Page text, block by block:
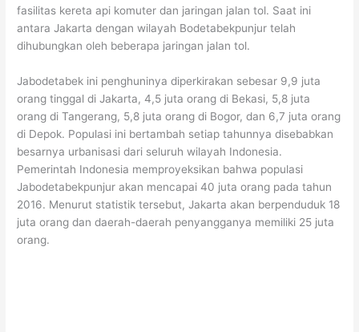
fasilitas kereta api komuter dan jaringan jalan tol. Saat ini
antara Jakarta dengan wilayah Bodetabekpunjur telah
dihubungkan oleh beberapa jaringan jalan tol.
Jabodetabek ini penghuninya diperkirakan sebesar 9,9 juta
orang tinggal di Jakarta, 4,5 juta orang di Bekasi, 5,8 juta
orang di Tangerang, 5,8 juta orang di Bogor, dan 6,7 juta orang
di Depok. Populasi ini bertambah setiap tahunnya disebabkan
besarnya urbanisasi dari seluruh wilayah Indonesia.
Pemerintah Indonesia memproyeksikan bahwa populasi
Jabodetabekpunjur akan mencapai 40 juta orang pada tahun
2016. Menurut statistik tersebut, Jakarta akan berpenduduk 18
juta orang dan daerah-daerah penyangganya memiliki 25 juta
orang.